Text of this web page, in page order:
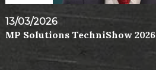
13/03/2026
MP Solutions TechniShow 2026